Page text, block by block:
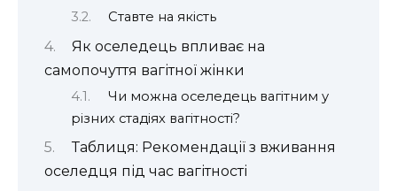
Ставте на якість
Як оселедець впливає на
самопочуття вагітної жінки
Чи можна оселедець вагітним у
різних стадіях вагітності?
Таблиця: Рекомендації з вживання
оселедця під час вагітності